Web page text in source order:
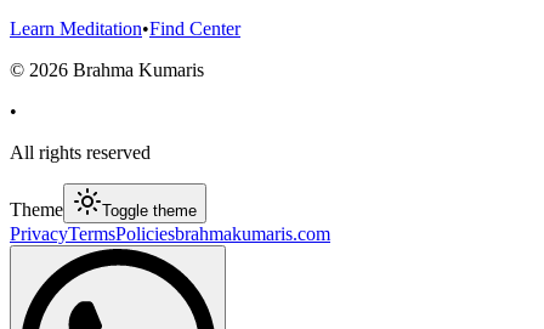
Learn Meditation•Find Center
© 2026 Brahma Kumaris
•
All rights reserved
Theme Toggle theme
PrivacyTermsPoliciesbrahmakumaris.com